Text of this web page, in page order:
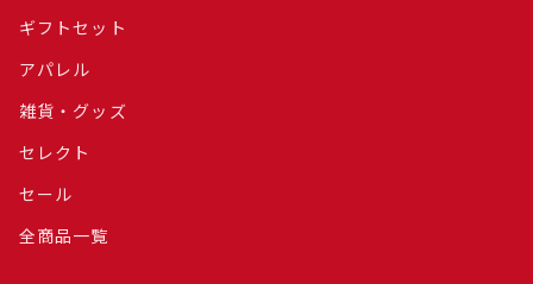
ギフトセット
アパレル
雑貨・グッズ
セレクト
セール
全商品一覧